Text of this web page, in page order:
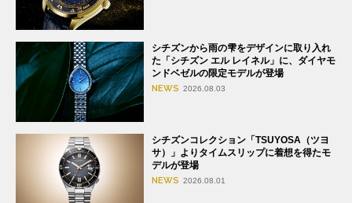
シチズンから雨の雫をデザインに取り入れ
た「シチズン エル レイネル」に、ダイヤモ
ンドベゼルの限定モデルが登場
NEWS 2026.08.03
シチズンコレクション「TSUYOSA（ツヨ
サ）」よりタイムスリップに着想を得たモ
デルが登場
NEWS 2026.08.01